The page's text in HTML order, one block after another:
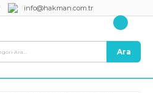
info@hakman.com.tr
Ara